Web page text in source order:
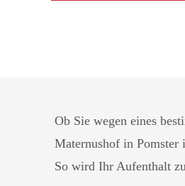
Ob Sie wegen eines
Maternushof in Pomster
So wird Ihr Aufenthalt